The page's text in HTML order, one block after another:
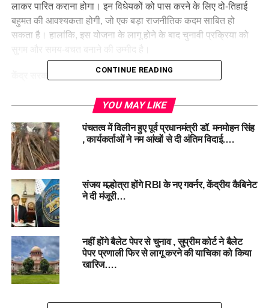
लाकर पारित कराना होगा। इन विधेयकों को पास करने के लिए दो-तिहाई
बहुमत की आवश्यकता होगी, जो एक बड़ा राजनीतिक कदम साबित हो
सकता है। हालांकि, इस योजना के लागू होने के बाद चुनावी प्रक्रिया को
केंद्र सरकार ने सितंबर 2024 में लोकसभा, राज्य विधानसभाओं और
स्थानीय निकायों के चुनावों को एक साथ कराने के लिए उच्च स्तरीय समिति
की सिफारिशों को स्वीकार किया था। इस योजना का उद्देश्य चुनावों की
आवधिकता को कम करना और देश के संसाधनों का बेहतर इस्तेमाल करना
है।
CONTINUE READING
YOU MAY LIKE
पंचतत्व में विलीन हुए पूर्व प्रधानमंत्री डॉ. मनमोहन सिंह
, कार्यकर्ताओं ने नम आंखों से दी अंतिम विदाई….
संजय मल्होत्रा होंगे RBI के नए गवर्नर, केंद्रीय कैबिनेट
ने दी मंजूरी…
नहीं होंगे बैलेट पेपर से चुनाव , सुप्रीम कोर्ट ने बैलेट
पेपर प्रणाली फिर से लागू करने की याचिका को किया
खारिज….